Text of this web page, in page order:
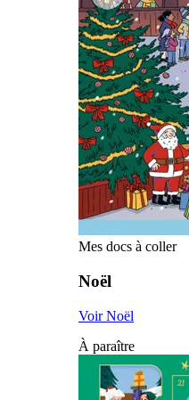
Mes docs à coller
Noël
Voir Noël
À paraître